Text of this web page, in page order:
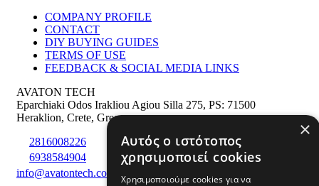
COMPANY PROFILE
CONTACT
DIY BUYING GUIDES
TERMS OF USE
FEEDBACK & SOCIAL MEDIA LINKS
AVATON TECH
Eparchiaki Odos Irakliou Agiou Silla 275, PS: 71500
Heraklion, Crete, Greece
2816008226
6938584904
info@avatontech.com
×
Αυτός ο ιστότοπος
χρησιμοποιεί cookies
Χρησιμοποιούμε cookies για να